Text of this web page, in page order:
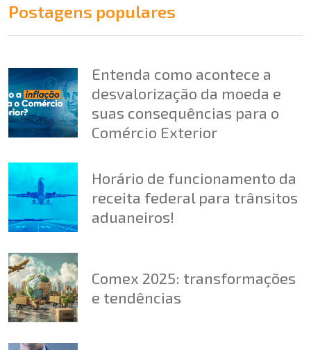
Postagens populares
Entenda como acontece a
desvalorização da moeda e
suas consequências para o
Comércio Exterior
Horário de funcionamento da
receita federal para trânsitos
aduaneiros!
Comex 2025: transformações
e tendências